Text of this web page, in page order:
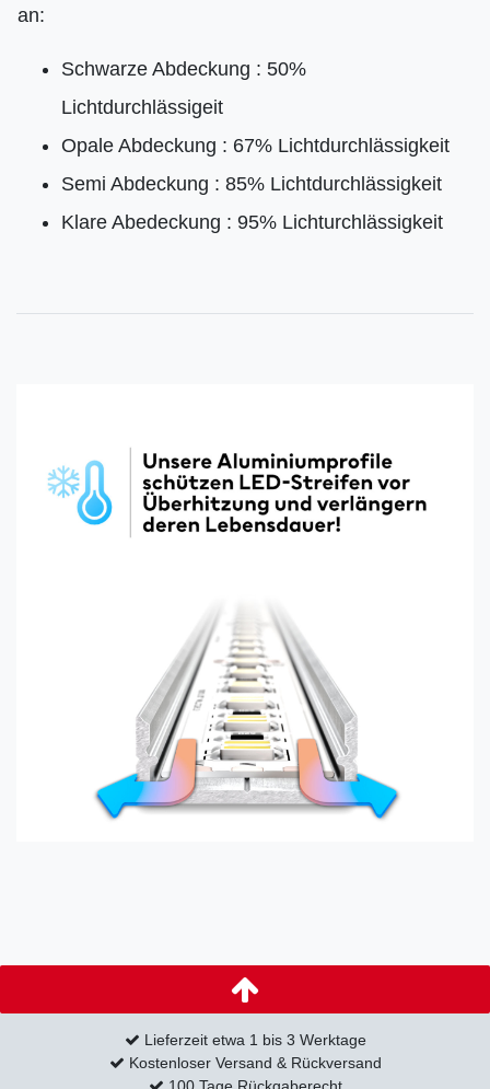
an:
Schwarze Abdeckung : 50%
Lichtdurchlässigeit
Opale Abdeckung : 67% Lichtdurchlässigkeit
Semi Abdeckung : 85% Lichtdurchlässigkeit
Klare Abedeckung : 95% Lichturchlässigkeit
Lieferzeit etwa 1 bis 3 Werktage
Kostenloser Versand & Rückversand